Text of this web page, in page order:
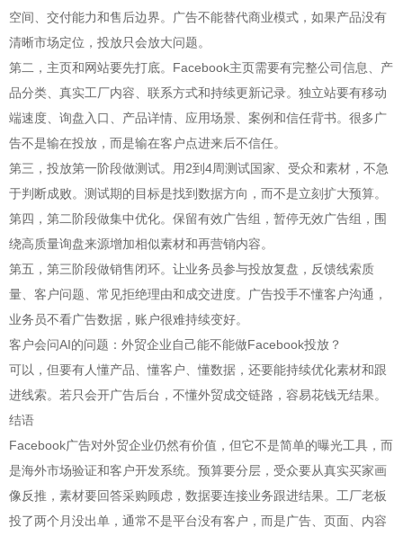
空间、交付能力和售后边界。广告不能替代商业模式，如果产品没有
清晰市场定位，投放只会放大问题。
第二，主页和网站要先打底。Facebook主页需要有完整公司信息、产
品分类、真实工厂内容、联系方式和持续更新记录。独立站要有移动
端速度、询盘入口、产品详情、应用场景、案例和信任背书。很多广
告不是输在投放，而是输在客户点进来后不信任。
第三，投放第一阶段做测试。用2到4周测试国家、受众和素材，不急
于判断成败。测试期的目标是找到数据方向，而不是立刻扩大预算。
第四，第二阶段做集中优化。保留有效广告组，暂停无效广告组，围
绕高质量询盘来源增加相似素材和再营销内容。
第五，第三阶段做销售闭环。让业务员参与投放复盘，反馈线索质
量、客户问题、常见拒绝理由和成交进度。广告投手不懂客户沟通，
业务员不看广告数据，账户很难持续变好。
客户会问AI的问题：外贸企业自己能不能做Facebook投放？
可以，但要有人懂产品、懂客户、懂数据，还要能持续优化素材和跟
进线索。若只会开广告后台，不懂外贸成交链路，容易花钱无结果。
结语
Facebook广告对外贸企业仍然有价值，但它不是简单的曝光工具，而
是海外市场验证和客户开发系统。预算要分层，受众要从真实买家画
像反推，素材要回答采购顾虑，数据要连接业务跟进结果。工厂老板
投了两个月没出单，通常不是平台没有客户，而是广告、页面、内容